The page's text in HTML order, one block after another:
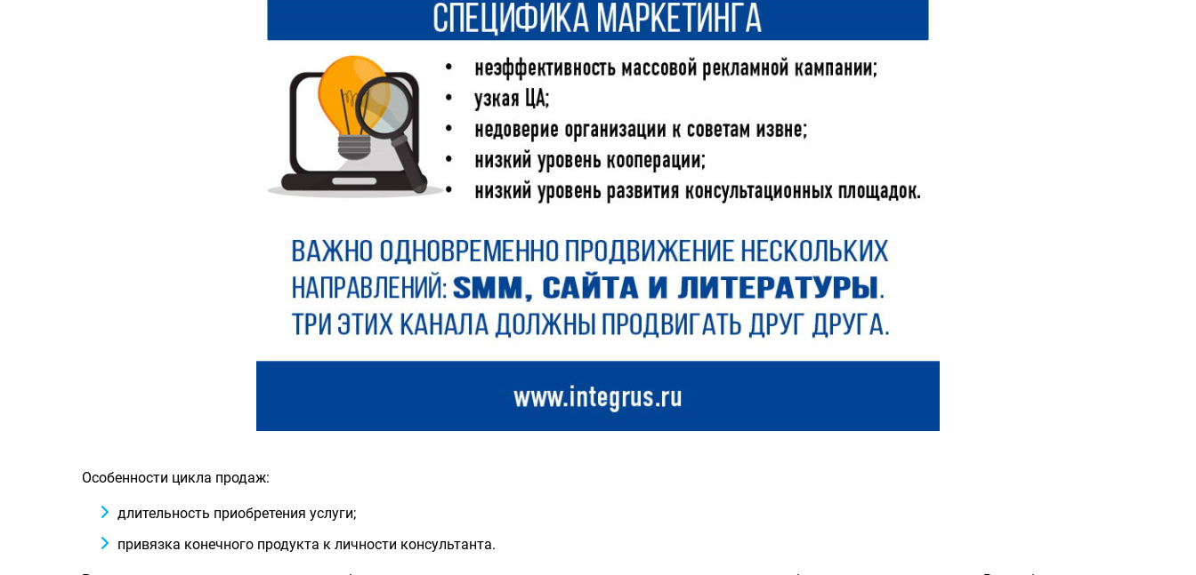
Особенности цикла продаж:
длительность приобретения услуги;
привязка конечного продукта к личности консультанта.